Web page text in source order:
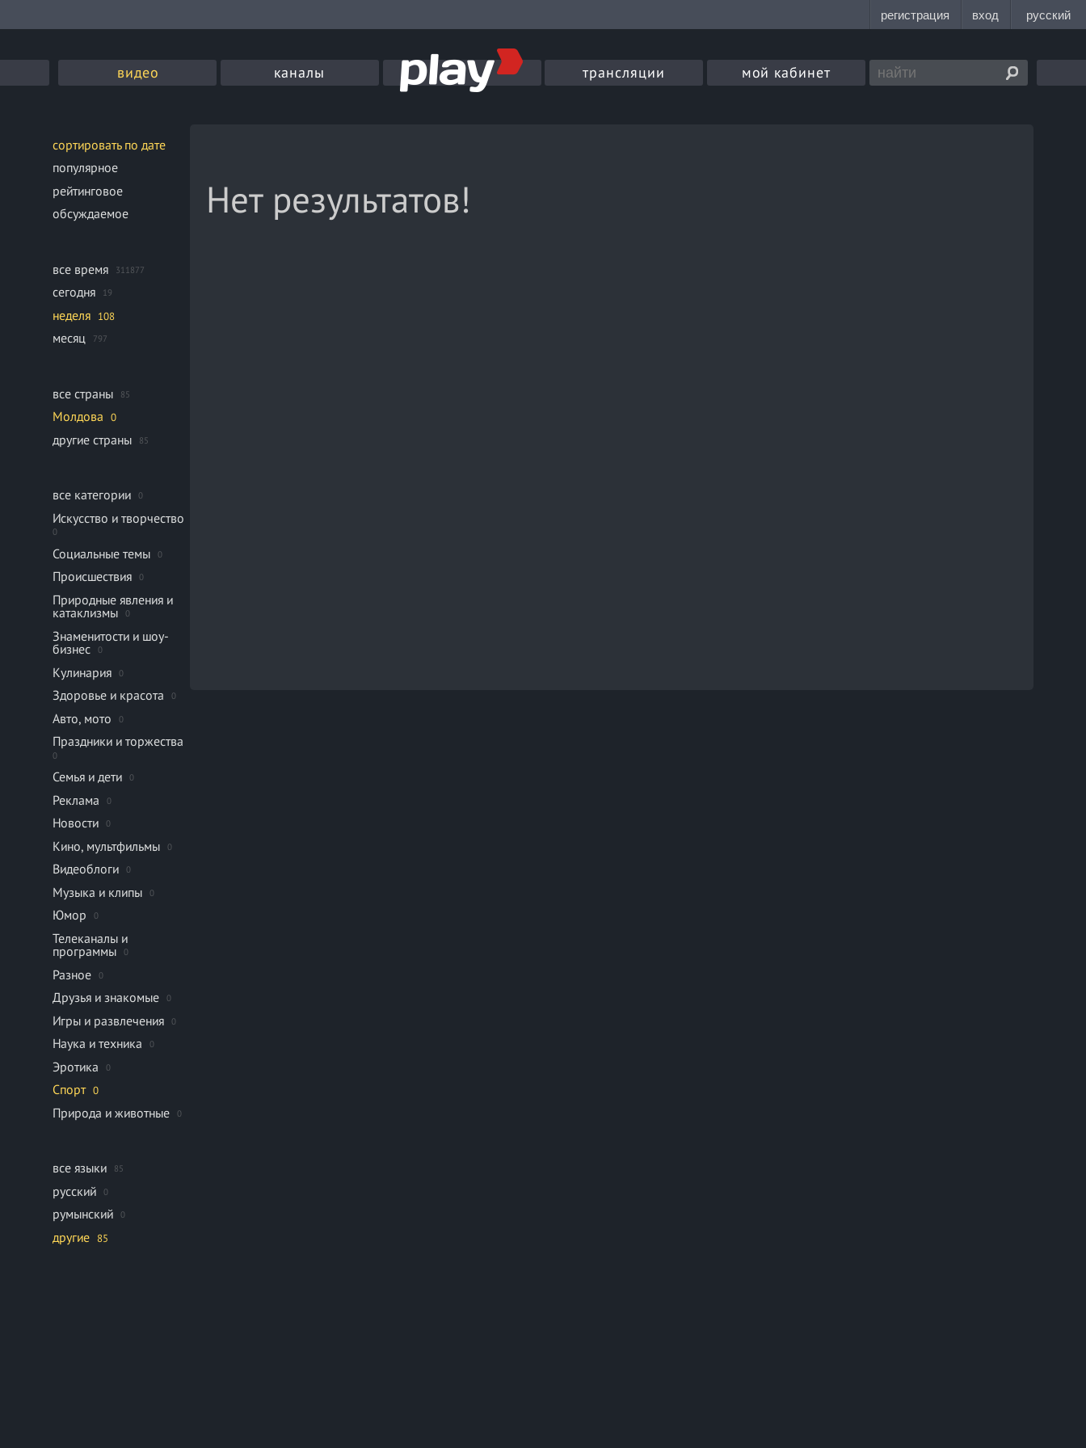
видео каналы трансляции мой кабинет
сортировать по дате
популярное
рейтинговое
обсуждаемое
все время 311877
сегодня 19
неделя 108
месяц 797
все страны 85
Молдова 0
другие страны 85
все категории 0
Искусство и творчество
0
Социальные темы 0
Происшествия 0
Природные явления и
катаклизмы
0
Знаменитости и шоу-
бизнес
0
Кулинария 0
Здоровье и красота 0
Авто, мото 0
Праздники и торжества
0
Семья и дети 0
Реклама 0
Новости 0
Кино, мультфильмы 0
Видеоблоги 0
Музыка и клипы 0
Юмор 0
Телеканалы и
программы
0
Разное 0
Друзья и знакомые 0
Игры и развлечения 0
Наука и техника 0
Эротика 0
Спорт 0
Природа и животные 0
все языки 85
русский 0
румынский 0
другие 85
Нет результатов!